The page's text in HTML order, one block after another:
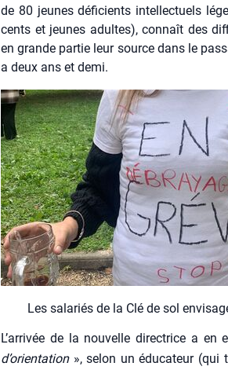
de 80 jeunes défi­cients intel­lec­tuels
cents et jeunes adultes), connaît des
en grande par­tie leur source dans le
a deux ans et demi.
Les sala­riés de la Clé de sol
L’arrivée de la nou­velle direc­trice a en
d’orientation», selon un édu­ca­teur (qui